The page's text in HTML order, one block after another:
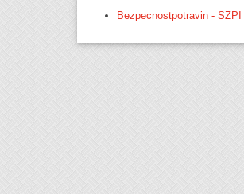
Bezpecnostpotravin -